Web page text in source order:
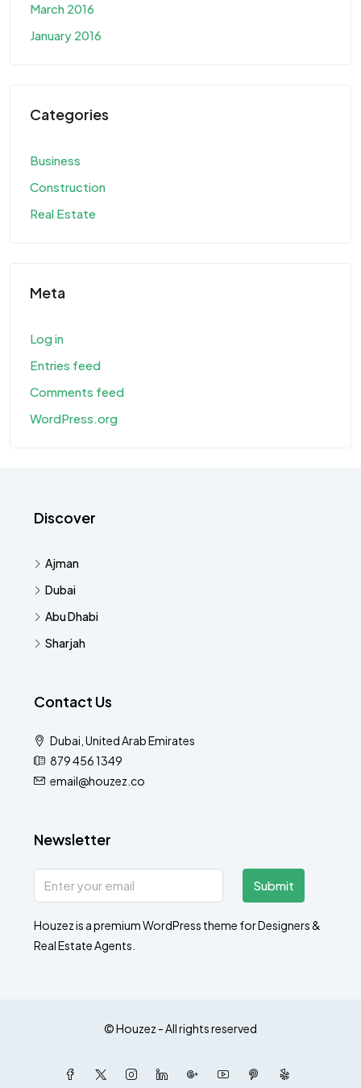
March 2016
January 2016
Categories
Business
Construction
Real Estate
Meta
Log in
Entries feed
Comments feed
WordPress.org
Discover
Ajman
Dubai
Abu Dhabi
Sharjah
Contact Us
Dubai, United Arab Emirates
879 456 1349
email@houzez.co
Newsletter
Submit
Houzez is a premium WordPress theme for Designers &
Real Estate Agents.
© Houzez - All rights reserved